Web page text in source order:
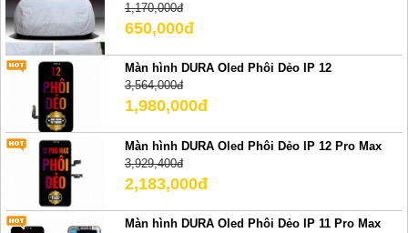
1,170,000đ
650,000đ
Màn hình DURA Oled Phôi Dẻo IP 12
3,564,000đ
1,980,000đ
Màn hình DURA Oled Phôi Dẻo IP 12 Pro Max
3,929,400đ
2,183,000đ
Màn hình DURA Oled Phôi Dẻo IP 11 Pro Max